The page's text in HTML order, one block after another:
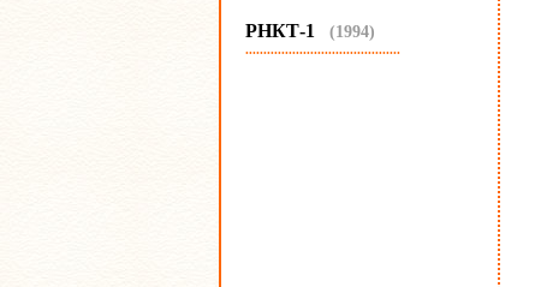
РНКТ-1 (1994)
...........................................